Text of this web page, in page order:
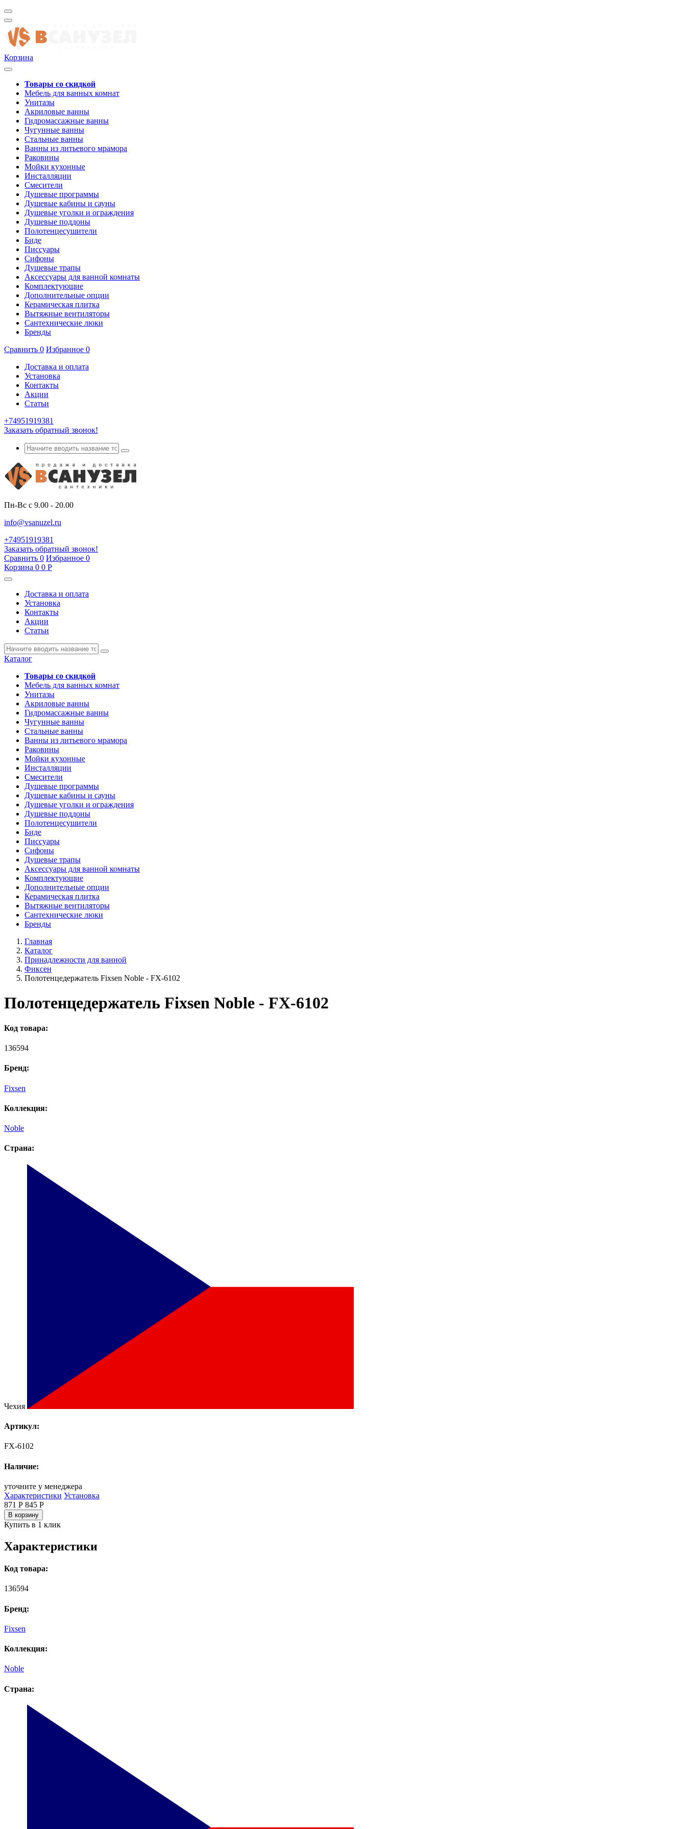
Корзина
Товары со скидкой
Мебель для ванных комнат
Унитазы
Акриловые ванны
Гидромассажные ванны
Чугунные ванны
Стальные ванны
Ванны из литьевого мрамора
Раковины
Мойки кухонные
Инсталляции
Смесители
Душевые программы
Душевые кабины и сауны
Душевые уголки и ограждения
Душевые поддоны
Полотенцесушители
Биде
Писсуары
Сифоны
Душевые трапы
Аксессуары для ванной комнаты
Комплектующие
Дополнительные опции
Керамическая плитка
Вытяжные вентиляторы
Сантехнические люки
Бренды
Сравнить 0 Избранное 0
Доставка и оплата
Установка
Контакты
Акции
Статьи
+74951919381
Заказать обратный звонок!
Пн-Вс с 9.00 - 20.00
info@vsanuzel.ru
+74951919381
Заказать обратный звонок!
Сравнить 0 Избранное 0
Корзина 0 0 Р
Доставка и оплата
Установка
Контакты
Акции
Статьи
Каталог
Товары со скидкой
Мебель для ванных комнат
Унитазы
Акриловые ванны
Гидромассажные ванны
Чугунные ванны
Стальные ванны
Ванны из литьевого мрамора
Раковины
Мойки кухонные
Инсталляции
Смесители
Душевые программы
Душевые кабины и сауны
Душевые уголки и ограждения
Душевые поддоны
Полотенцесушители
Биде
Писсуары
Сифоны
Душевые трапы
Аксессуары для ванной комнаты
Комплектующие
Дополнительные опции
Керамическая плитка
Вытяжные вентиляторы
Сантехнические люки
Бренды
Главная
Каталог
Принадлежности для ванной
Фиксен
Полотенцедержатель Fixsen Noble - FX-6102
Полотенцедержатель Fixsen Noble - FX-6102
Код товара:
136594
Бренд:
Fixsen
Коллекция:
Noble
Страна:
Чехия
Артикул:
FX-6102
Наличие:
уточните у менеджера
Характеристики Установка
871 Р 845 Р
В корзину
Купить в 1 клик
Характеристики
Код товара:
136594
Бренд:
Fixsen
Коллекция:
Noble
Страна: